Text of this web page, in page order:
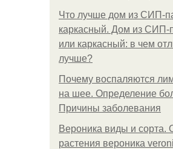
Что лучше дом из СИП-
каркасный. Дом из СИП-
или каркасный: в чем
лучше?
Почему воспаляются
на шее. Определение
Причины заболевания
Вероника виды и сорта.
растения вероника